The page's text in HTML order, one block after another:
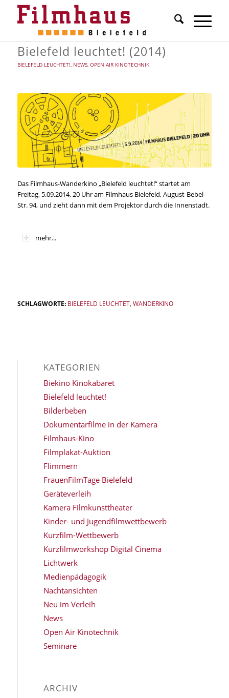
Bielefeld leuchtet! (2014)
BIELEFELD LEUCHTET!, NEWS, OPEN AIR KINOTECHNIK
Das Filmhaus-Wanderkino „Bielefeld leuchtet!“ startet am
Freitag, 5.09.2014, 20 Uhr am Filmhaus Bielefeld, August-Bebel-
Str. 94, und zieht dann mit dem Projektor durch die Innenstadt.
mehr...
SCHLAGWORTE: BIELEFELD LEUCHTET, WANDERKINO
KATEGORIEN
Biekino Kinokabaret
Bielefeld leuchtet!
Bilderbeben
Dokumentarfilme in der Kamera
Filmhaus-Kino
Filmplakat-Auktion
Flimmern
FrauenFilmTage Bielefeld
Geräteverleih
Kamera Filmkunsttheater
Kinder- und Jugendfilmwettbewerb
Kurzfilm-Wettbewerb
Kurzfilmworkshop Digital Cinema
Lichtwerk
Medienpädagogik
Nachtansichten
Neu im Verleih
News
Open Air Kinotechnik
Seminare
ARCHIV